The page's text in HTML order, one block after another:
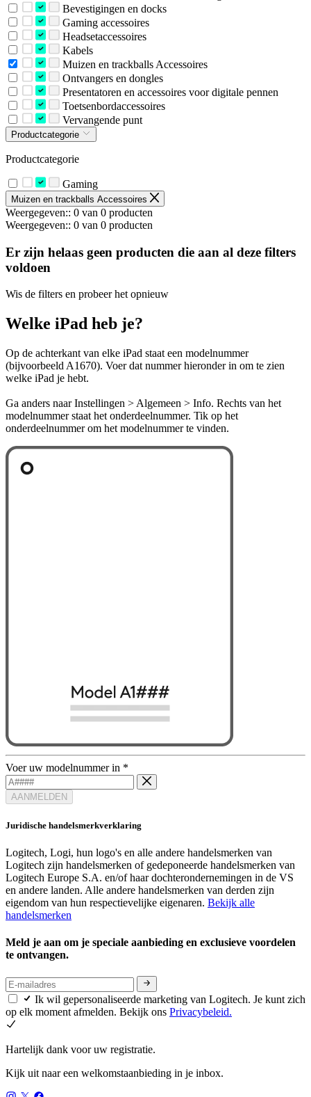
Bevestigingen en docks
Gaming accessoires
Headsetaccessoires
Kabels
Muizen en trackballs Accessoires
Ontvangers en dongles
Presentatoren en accessoires voor digitale pennen
Toetsenbordaccessoires
Vervangende punt
Productcategorie
Productcategorie
Gaming
Muizen en trackballs Accessoires
Weergegeven:: 0 van 0 producten
Weergegeven:: 0 van 0 producten
Er zijn helaas geen producten die aan al deze filters
voldoen
Wis de filters en probeer het opnieuw
Welke iPad heb je?
Op de achterkant van elke iPad staat een modelnummer
(bijvoorbeeld A1670). Voer dat nummer hieronder in om te zien
welke iPad je hebt.
Ga anders naar Instellingen > Algemeen > Info. Rechts van het
modelnummer staat het onderdeelnummer. Tik op het
onderdeelnummer om het modelnummer te vinden.
Voer uw modelnummer in *
AANMELDEN
Juridische handelsmerkverklaring
Logitech, Logi, hun logo's en alle andere handelsmerken van
Logitech zijn handelsmerken of gedeponeerde handelsmerken van
Logitech Europe S.A. en/of haar dochterondernemingen in de VS
en andere landen. Alle andere handelsmerken van derden zijn
eigendom van hun respectievelijke eigenaren. Bekijk alle
handelsmerken
Meld je aan om je speciale aanbieding en exclusieve voordelen
te ontvangen.
Ik wil gepersonaliseerde marketing van Logitech. Je kunt zich
op elk moment afmelden. Bekijk ons Privacybeleid.
Hartelijk dank voor uw registratie.
Kijk uit naar een welkomstaanbieding in je inbox.